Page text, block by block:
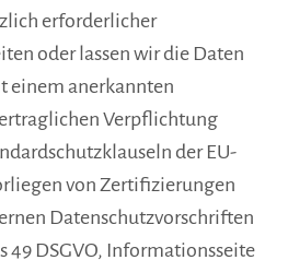
erforderlicher
oder lassen wir die Daten
einem anerkannten
Verpflichtung
der EU-
von Zertifizierungen
Datenschutzvorschriften
49 DSGVO, Informationsseite